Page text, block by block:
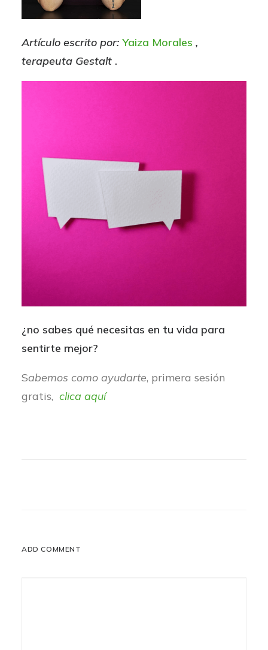
Artículo escrito por: Yaiza Morales ,
terapeuta Gestalt .
¿no sabes qué necesitas en tu vida para
sentirte mejor?
Sabemos como ayudarte, primera sesión
gratis, clica aquí
ADD COMMENT